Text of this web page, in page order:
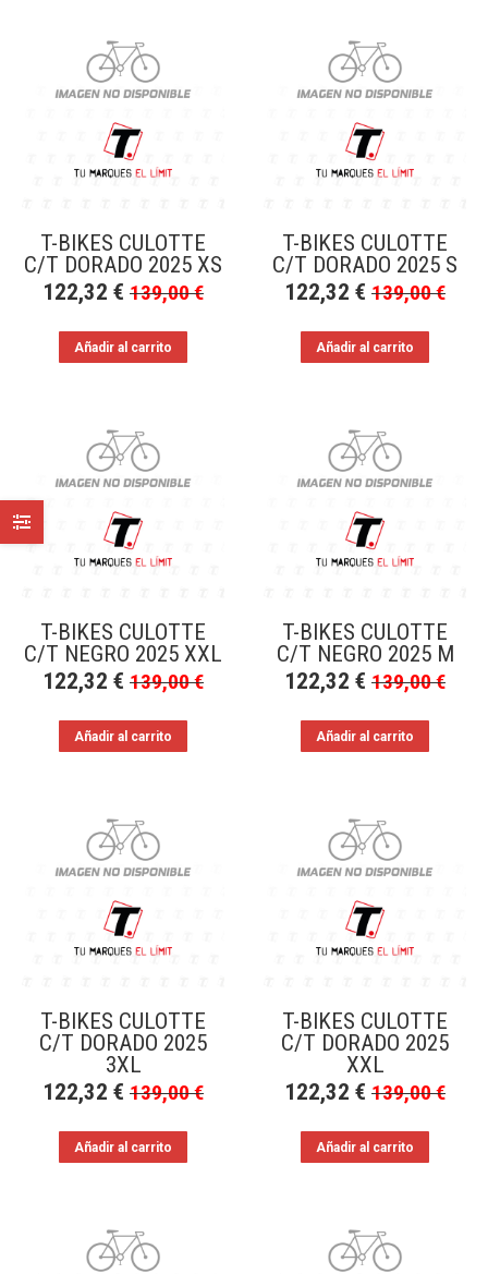
T-BIKES CULOTTE
C/T DORADO 2025 XS
122,32 € 139,00€
Añadir al carrito
T-BIKES CULOTTE
C/T DORADO 2025 S
122,32 € 139,00€
Añadir al carrito
T-BIKES CULOTTE
C/T NEGRO 2025 XXL
122,32 € 139,00€
Añadir al carrito
T-BIKES CULOTTE
C/T NEGRO 2025 M
122,32 € 139,00€
Añadir al carrito
T-BIKES CULOTTE
C/T DORADO 2025
3XL
122,32 € 139,00€
Añadir al carrito
T-BIKES CULOTTE
C/T DORADO 2025
XXL
122,32 € 139,00€
Añadir al carrito